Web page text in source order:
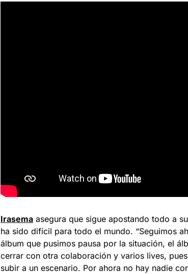
Irasema asegura que sigue apostando todo a
ha sido difícil para todo el mundo. “Seguimos
álbum que pusimos pausa por la situación, el
cerrar con otra colaboración y varios lives,
subir a un escenario. Por ahora no hay nadie